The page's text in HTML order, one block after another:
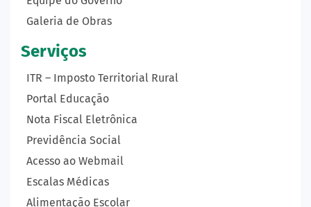
Galeria de Obras
Serviços
ITR – Imposto Territorial Rural
Portal Educação
Nota Fiscal Eletrônica
Previdência Social
Acesso ao Webmail
Escalas Médicas
Alimentação Escolar